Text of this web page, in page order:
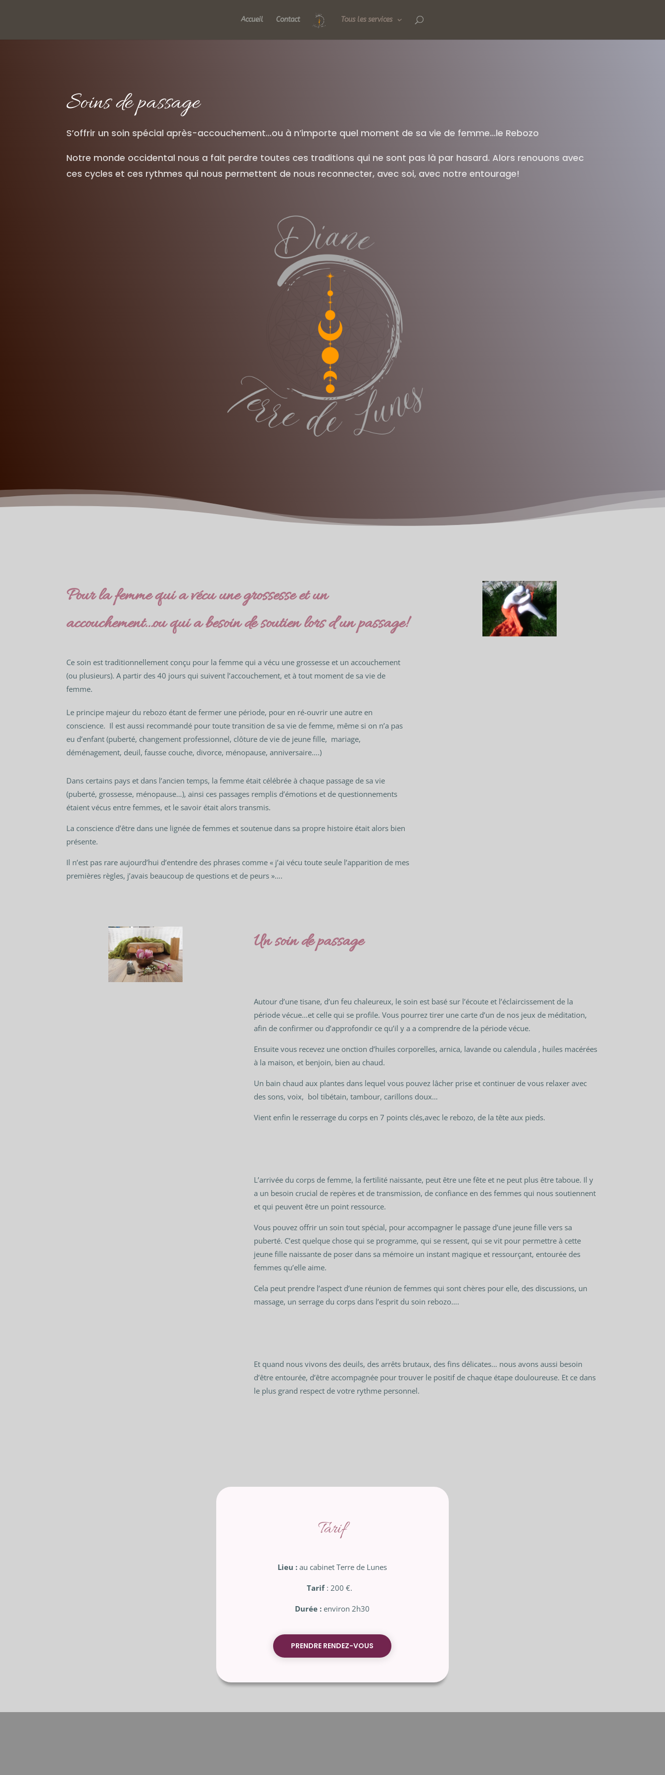
Accueil Contact Tous les services
Soins de passage
S’offrir un soin spécial après-accouchement…ou à n’importe quel moment de sa vie de femme…le Rebozo
Notre monde occidental nous a fait perdre toutes ces traditions qui ne sont pas là par hasard. Alors renouons avec
ces cycles et ces rythmes qui nous permettent de nous reconnecter, avec soi, avec notre entourage!
Pour la femme qui a vécu une grossesse et un
accouchement…ou qui a besoin de soutien lors d’un passage!
Ce soin est traditionnellement conçu pour la femme qui a vécu une grossesse et un accouchement
(ou plusieurs). A partir des 40 jours qui suivent l’accouchement, et à tout moment de sa vie de
femme.
Le principe majeur du rebozo étant de fermer une période, pour en ré-ouvrir une autre en
conscience. Il est aussi recommandé pour toute transition de sa vie de femme, même si on n’a pas
eu d’enfant (puberté, changement professionnel, clôture de vie de jeune fille, mariage,
déménagement, deuil, fausse couche, divorce, ménopause, anniversaire….)
Dans certains pays et dans l’ancien temps, la femme était célébrée à chaque passage de sa vie
(puberté, grossesse, ménopause…), ainsi ces passages remplis d’émotions et de questionnements
étaient vécus entre femmes, et le savoir était alors transmis.
La conscience d’être dans une lignée de femmes et soutenue dans sa propre histoire était alors bien
présente.
Il n’est pas rare aujourd’hui d’entendre des phrases comme « j’ai vécu toute seule l’apparition de mes
premières règles, j’avais beaucoup de questions et de peurs »….
Un soin de passage
Autour d’une tisane, d’un feu chaleureux, le soin est basé sur l’écoute et l’éclaircissement de la
période vécue…et celle qui se profile. Vous pourrez tirer une carte d’un de nos jeux de méditation,
afin de confirmer ou d’approfondir ce qu’il y a a comprendre de la période vécue.
Ensuite vous recevez une onction d’huiles corporelles, arnica, lavande ou calendula , huiles macérées
à la maison, et benjoin, bien au chaud.
Un bain chaud aux plantes dans lequel vous pouvez lâcher prise et continuer de vous relaxer avec
des sons, voix, bol tibétain, tambour, carillons doux…
Vient enfin le resserrage du corps en 7 points clés,avec le rebozo, de la tête aux pieds.
L’arrivée du corps de femme, la fertilité naissante, peut être une fête et ne peut plus être taboue. Il y
a un besoin crucial de repères et de transmission, de confiance en des femmes qui nous soutiennent
et qui peuvent être un point ressource.
Vous pouvez offrir un soin tout spécial, pour accompagner le passage d’une jeune fille vers sa
puberté. C’est quelque chose qui se programme, qui se ressent, qui se vit pour permettre à cette
jeune fille naissante de poser dans sa mémoire un instant magique et ressourçant, entourée des
femmes qu’elle aime.
Cela peut prendre l’aspect d’une réunion de femmes qui sont chères pour elle, des discussions, un
massage, un serrage du corps dans l’esprit du soin rebozo….
Et quand nous vivons des deuils, des arrêts brutaux, des fins délicates… nous avons aussi besoin
d’être entourée, d’être accompagnée pour trouver le positif de chaque étape douloureuse. Et ce dans
le plus grand respect de votre rythme personnel.
Tarif
Lieu : au cabinet Terre de Lunes
Tarif: 200 €.
Durée : environ 2h30
PRENDRE RENDEZ-VOUS